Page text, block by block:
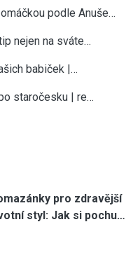
podle Anuše…
nejen na sváte…
babiček |…
staročesku | re…
pro zdravější
styl: Jak si pochu…